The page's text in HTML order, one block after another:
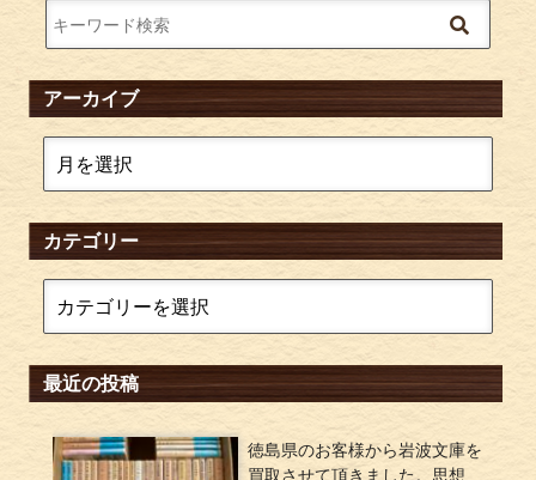
アーカイブ
カテゴリー
最近の投稿
徳島県のお客様から岩波文庫を
買取させて頂きました。思想